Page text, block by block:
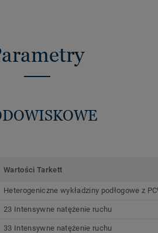
Wartości Tarkett
Heterogeniczne wykładziny podłogowe z
23 Intensywne natężenie ruchu
33 Intensywne natężenie ruchu